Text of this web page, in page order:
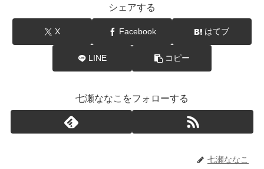
シェアする
X Facebook はてブ
LINE コピー
七瀬ななこをフォローする
七瀬ななこ